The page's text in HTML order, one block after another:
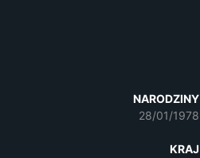
NARODZINY
28/01/1978
KRAJ